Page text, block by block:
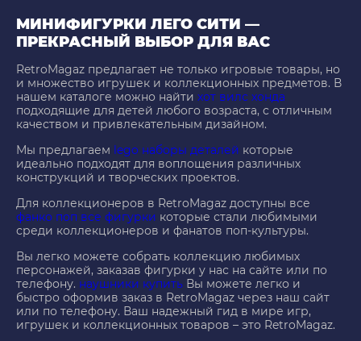
МИНИФИГУРКИ ЛЕГО СИТИ —
ПРЕКРАСНЫЙ ВЫБОР ДЛЯ ВАС
RetroMagaz предлагает не только игровые товары, но
и множество игрушек и коллекционных предметов. В
нашем каталоге можно найти хот вилс хонда
подходящие для детей любого возраста, с отличным
качеством и привлекательным дизайном.
Мы предлагаем lego наборы деталей которые
идеально подходят для воплощения различных
конструкций и творческих проектов.
Для коллекционеров в RetroMagaz доступны все
фанко поп все фигурки которые стали любимыми
среди коллекционеров и фанатов поп-культуры.
Вы легко можете собрать коллекцию любимых
персонажей, заказав фигурки у нас на сайте или по
телефону. наушники купить Вы можете легко и
быстро оформив заказ в RetroMagaz через наш сайт
или по телефону. Ваш надежный гид в мире игр,
игрушек и коллекционных товаров – это RetroMagaz.